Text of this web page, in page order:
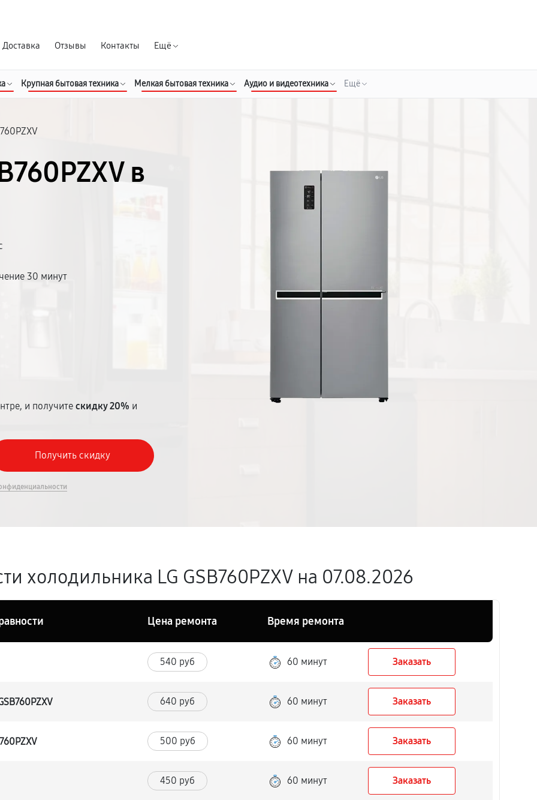
Доставка Отзывы Контакты Ещё
Крупная бытовая техника Мелкая бытовая техника Аудио и видеотехника Ещё
в
30 минут
и получитескидку 20% и
холодильника LG GSB760PZXV на 07.08.2026
Цена ремонта Время ремонта
540 руб 60 минут Заказать
640 руб 60 минут Заказать
500 руб 60 минут Заказать
450 руб 60 минут Заказать